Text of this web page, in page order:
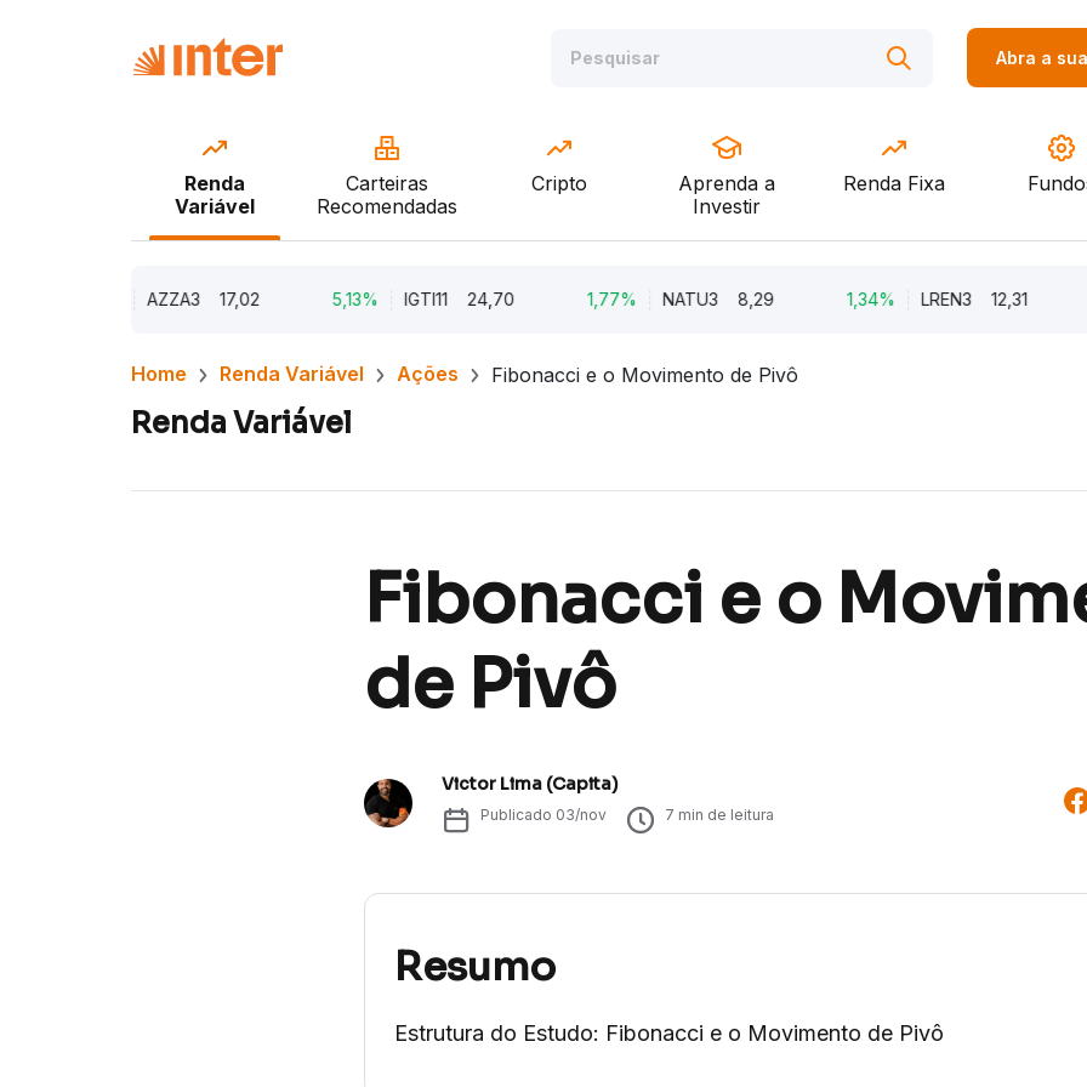
Abra a
Renda
Variável
Carteiras
Recomendadas
Cripto
Aprenda a
Investir
Renda Fixa
AZZA3 17,02 5,13% IGTI11 24,70 1,77% NATU3 8,29 1,34% LREN3 12,31
Home Renda Variável Ações Fibonacci e o Movimento de Pivô
Renda Variável
Fibonacci e o
de Pivô
Victor Lima (Capita)
Publicado 03/nov 7 min de leitura
Resumo
Estrutura do Estudo: Fibonacci e o Movimento de Pivô